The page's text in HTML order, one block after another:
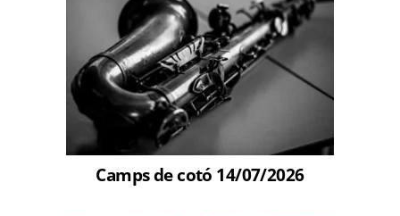
Camps de cotó 14/07/2026